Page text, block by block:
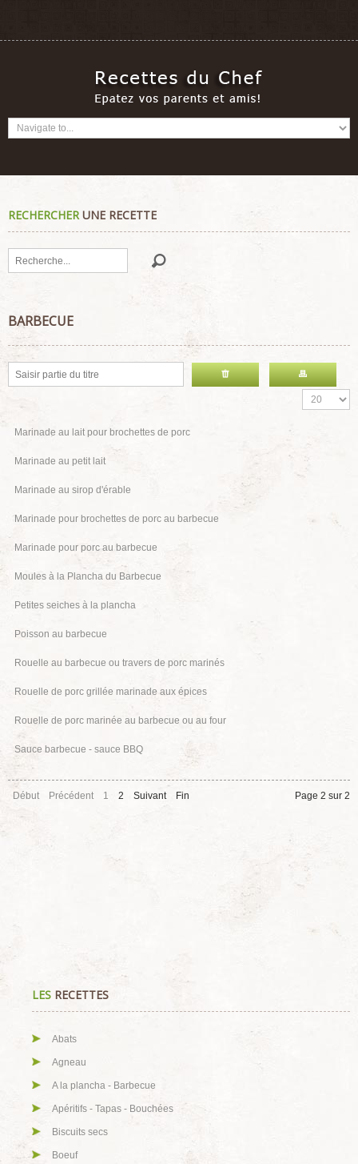
RECHERCHERUNE RECETTE
Rechercher
BARBECUE
Marinade au lait pour brochettes de porc
Marinade au petit lait
Marinade au sirop d'érable
Marinade pour brochettes de porc au barbecue
Marinade pour porc au barbecue
Moules à la Plancha du Barbecue
Petites seiches à la plancha
Poisson au barbecue
Rouelle au barbecue ou travers de porc marinés
Rouelle de porc grillée marinade aux épices
Rouelle de porc marinée au barbecue ou au four
Sauce barbecue - sauce BBQ
Page 2 sur 2
Début Précédent 1 2 Suivant Fin
LES RECETTES
Abats
Agneau
A la plancha - Barbecue
Apéritifs - Tapas - Bouchées
Biscuits secs
Boeuf